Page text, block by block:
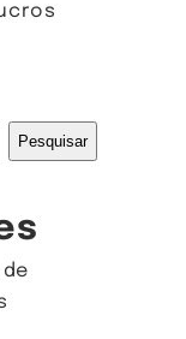
Pesquisar